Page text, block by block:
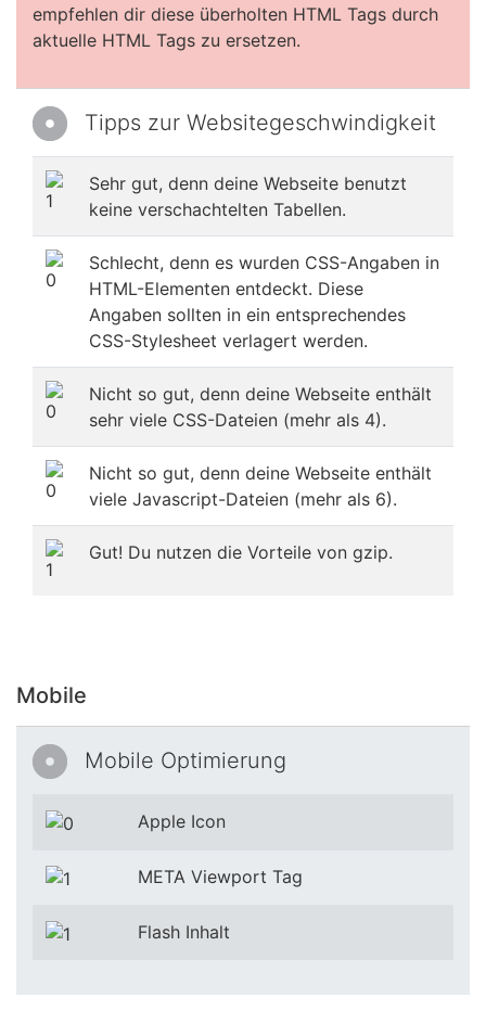
empfehlen dir diese überholten HTML Tags durch
aktuelle HTML Tags zu ersetzen.
Tipps zur Websitegeschwindigkeit
Sehr gut, denn deine Webseite benutzt
keine verschachtelten Tabellen.
Schlecht, denn es wurden CSS-Angaben in
HTML-Elementen entdeckt. Diese
Angaben sollten in ein entsprechendes
CSS-Stylesheet verlagert werden.
Nicht so gut, denn deine Webseite enthält
sehr viele CSS-Dateien (mehr als 4).
Nicht so gut, denn deine Webseite enthält
viele Javascript-Dateien (mehr als 6).
Gut! Du nutzen die Vorteile von gzip.
Mobile
Mobile Optimierung
Apple Icon
META Viewport Tag
Flash Inhalt